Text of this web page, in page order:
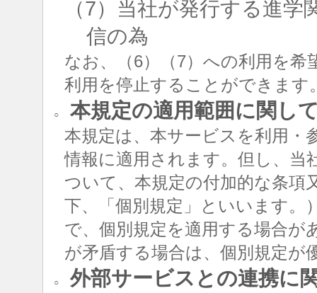
（7）当社が発行する進
信の為
なお、（6）（7）への利用を
利用を停止することができます
○ 本規定の適用範囲に関し
本規定は、本サービスを利用・
情報に適用されます。但し、当
ついて、本規定の付加的な条項
下、「個別規定」といいます。
で、個別規定を適用する場合が
が矛盾する場合は、個別規定が
○ 外部サービスとの連携に